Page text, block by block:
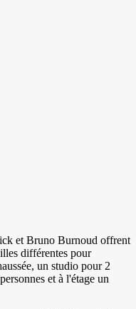
et Bruno Burnoud offrent
différentes pour
un studio pour 2
et à l'étage un